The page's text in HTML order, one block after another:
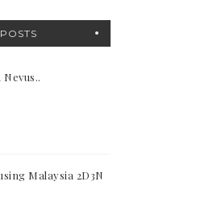
Malaysia 2D3N